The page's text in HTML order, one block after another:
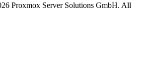
Proxmox Server Solutions GmbH. All